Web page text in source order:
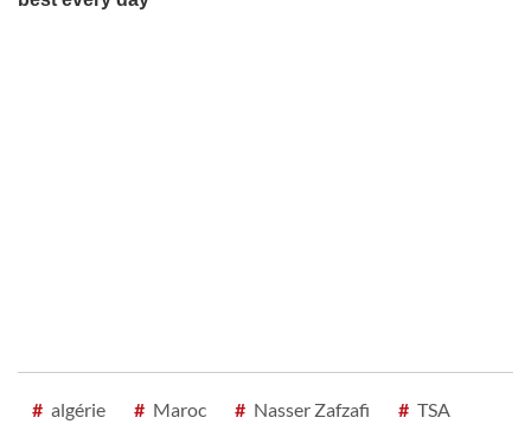
# algérie # Maroc # Nasser Zafzafi # TSA